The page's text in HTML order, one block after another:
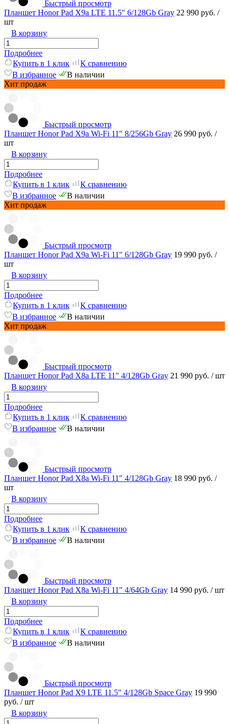
Быстрый просмотр
Планшет Honor Pad X9a LTE 11.5" 6/128Gb Gray 22 990 руб. /
шт
В корзину
Подробнее
Купить в 1 клик
К сравнению
В избранное
В наличии
Хит продаж
Быстрый просмотр
Планшет Honor Pad X9a Wi-Fi 11" 8/256Gb Gray 26 990 руб. /
шт
В корзину
Подробнее
Купить в 1 клик
К сравнению
В избранное
В наличии
Хит продаж
Быстрый просмотр
Планшет Honor Pad X9a Wi-Fi 11" 6/128Gb Gray 19 990 руб. /
шт
В корзину
Подробнее
Купить в 1 клик
К сравнению
В избранное
В наличии
Хит продаж
Быстрый просмотр
Планшет Honor Pad X8a LTE 11" 4/128Gb Gray 21 990 руб. / шт
В корзину
Подробнее
Купить в 1 клик
К сравнению
В избранное
В наличии
Быстрый просмотр
Планшет Honor Pad X8a Wi-Fi 11" 4/128Gb Gray 18 990 руб. /
шт
В корзину
Подробнее
Купить в 1 клик
К сравнению
В избранное
В наличии
Быстрый просмотр
Планшет Honor Pad X8a Wi-Fi 11" 4/64Gb Gray 14 990 руб. / шт
В корзину
Подробнее
Купить в 1 клик
К сравнению
В избранное
В наличии
Быстрый просмотр
Планшет Honor Pad X9 LTE 11.5" 4/128Gb Space Gray 19 990
руб. / шт
В корзину